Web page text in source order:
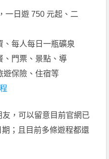
一日遊 750 元起、二
、每人每日一瓶礦泉
、門票、景點、導
遊保險、住宿等
，可以留意目前官網已
；且目前多條遊程都還